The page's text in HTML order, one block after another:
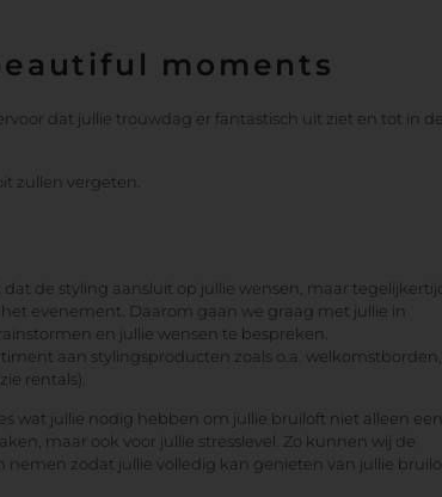
moments
dat jullie trouwdag er fantastisch uit ziet en tot in de
zullen vergeten.
de styling aansluit op jullie wensen, maar
evenement. Daarom gaan we graag met jullie in
en jullie wensen te bespreken.
aan stylingsproducten zoals o.a. welkomstborden,
rentals).
wat jullie nodig hebben om jullie bruiloft niet alleen een
maar ook voor jullie stresslevel. Zo kunnen wij de
nemen zodat jullie volledig kan genieten van jullie